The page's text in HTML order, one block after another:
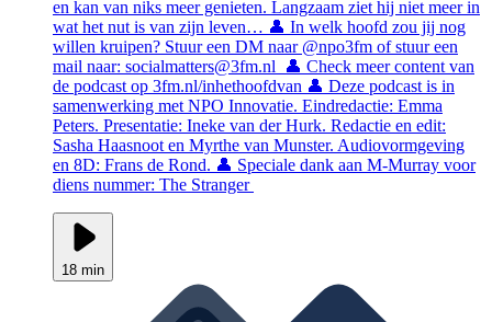
en kan van niks meer genieten. Langzaam ziet hij niet meer in
wat het nut is van zijn leven… 👤 In welk hoofd zou jij nog
willen kruipen? Stuur een DM naar @npo3fm of stuur een
mail naar: socialmatters@3fm.nl 👤 Check meer content van
de podcast op 3fm.nl/inhethoofdvan 👤 Deze podcast is in
samenwerking met NPO Innovatie. Eindredactie: Emma
Peters. Presentatie: Ineke van der Hurk. Redactie en edit:
Sasha Haasnoot en Myrthe van Munster. Audiovormgeving
en 8D: Frans de Rond. 👤 Speciale dank aan M-Murray voor
diens nummer: The Stranger
18 min